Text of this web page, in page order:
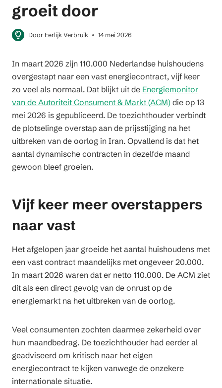
groeit door
Door Eerlijk Verbruik 14 mei 2026
In maart 2026 zijn 110.000 Nederlandse huishoudens
overgestapt naar een vast energiecontract, vijf keer
zo veel als normaal. Dat blijkt uit de Energiemonitor
van de Autoriteit Consument & Markt (ACM) die op 13
mei 2026 is gepubliceerd. De toezichthouder verbindt
de plotselinge overstap aan de prijsstijging na het
uitbreken van de oorlog in Iran. Opvallend is dat het
aantal dynamische contracten in dezelfde maand
gewoon bleef groeien.
Vijf keer meer overstappers
naar vast
Het afgelopen jaar groeide het aantal huishoudens met
een vast contract maandelijks met ongeveer 20.000.
In maart 2026 waren dat er netto 110.000. De ACM ziet
dit als een direct gevolg van de onrust op de
energiemarkt na het uitbreken van de oorlog.
Veel consumenten zochten daarmee zekerheid over
hun maandbedrag. De toezichthouder had eerder al
geadviseerd om kritisch naar het eigen
energiecontract te kijken vanwege de onzekere
internationale situatie.